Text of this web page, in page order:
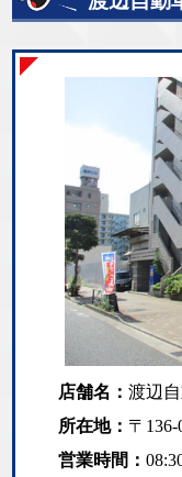
店舗名：渡辺
所在地： 〒
営業時間：